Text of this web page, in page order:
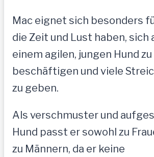
Mac eignet sich besonders
die Zeit und Lust haben,
einem agilen, jungen Hund zu
beschäftigen und viele
zu geben.
Als verschmuster und
Hund passt er sowohl zu
zu Männern, da er keine